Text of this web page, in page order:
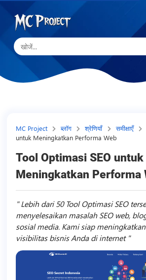
MC Project ब्लॉग श्रेणियाँ समीक्षाएँ
untuk Meningkatkan Performa Web
Tool Optimasi SEO untuk
Meningkatkan Performa
Lebih dari 50 Tool Optimasi SEO
menyelesaikan masalah SEO web,
sosial media. Kami siap
visibilitas bisnis Anda di internet
Project
Official
Store
डिजिटल
फ्रीलांस
सेवाएँ